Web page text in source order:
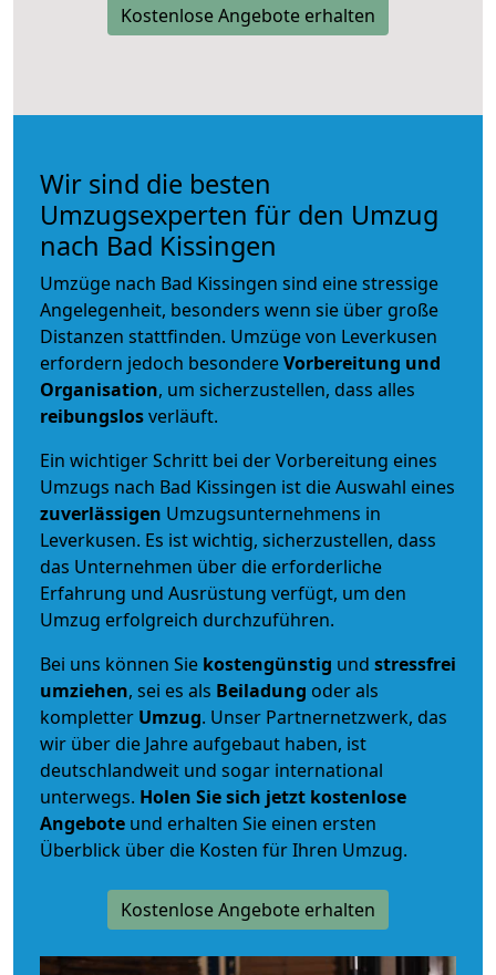
Kostenlose Angebote erhalten
Wir sind die besten
Umzugsexperten für den Umzug
nach Bad Kissingen
Umzüge nach Bad Kissingen sind eine stressige
Angelegenheit, besonders wenn sie über große
Distanzen stattfinden. Umzüge von Leverkusen
erfordern jedoch besondereVorbereitung und
Organisation, um sicherzustellen, dass alles
reibungslosverläuft.
Ein wichtiger Schritt bei der Vorbereitung eines
Umzugs nach Bad Kissingen ist die Auswahl eines
zuverlässigen Umzugsunternehmens in
Leverkusen. Es ist wichtig, sicherzustellen, dass
das Unternehmen über die erforderliche
Erfahrung und Ausrüstung verfügt, um den
Umzug erfolgreich durchzuführen.
Bei uns können Sie kostengünstig und stressfrei
umziehen, sei es als Beiladung oder als
kompletter Umzug. Unser Partnernetzwerk, das
wir über die Jahre aufgebaut haben, ist
deutschlandweit und sogar international
unterwegs. Holen Sie sich jetzt kostenlose
Angebote und erhalten Sie einen ersten
Überblick über die Kosten für Ihren Umzug.
Kostenlose Angebote erhalten